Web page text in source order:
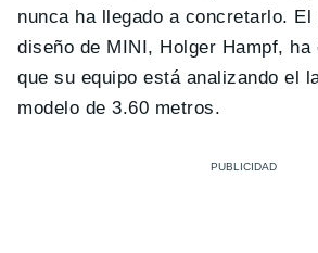
nunca ha llegado a concretarlo. El
diseño de MINI, Holger Hampf, ha
que su equipo está analizando el
modelo de 3.60 metros.